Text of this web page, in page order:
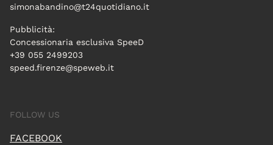
simonabandino@t24quotidiano.it
Pubblicità:
Concessionaria esclusiva SpeeD
+39 055 2499203
speed.firenze@speweb.it
FOLLOW US
FACEBOOK